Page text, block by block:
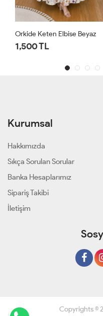
Orkide Keten Elbise Beyaz
1,500 TL
Kurumsal
Hakkımızda
Sıkça Sorulan Sorular
Banka Hesaplarımız
Sipariş Takibi
İletişim
Copyrights ©